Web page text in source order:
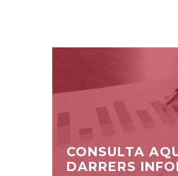
CONSULTA
DARRERS